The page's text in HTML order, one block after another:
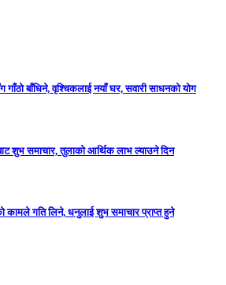
बाँधिने, वृश्चिकलाई नयाँ घर, सवारी साधनकाे याेग
शुभ समाचार, तुलाकाे आर्थिक लाभ ल्याउने दिन
गति लिने, धनुलाई शुभ समाचार प्राप्त हुने